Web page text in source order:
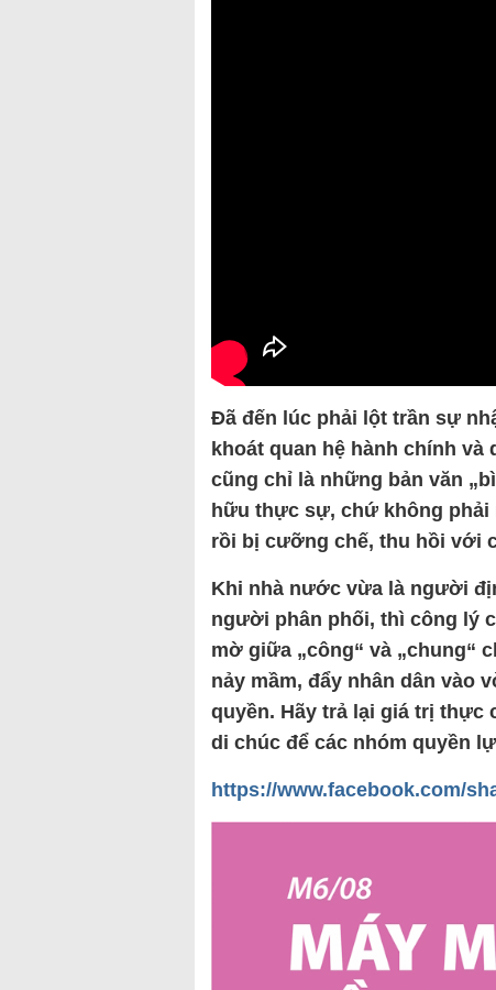
Đã đến lúc phải lột trần sự
khoát quan hệ hành chính và
cũng chỉ là những bản văn
hữu thực sự, chứ không phải
rồi bị cưỡng chế, thu hồi với
Khi nhà nước vừa là người
người phân phối, thì công lý
mờ giữa „công“ và „chung“
nảy mầm, đẩy nhân dân vào
quyền. Hãy trả lại giá trị thực
di chúc để các nhóm quyền
https://www.facebook.com/